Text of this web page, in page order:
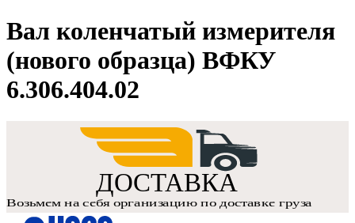
Вал коленчатый измерителя
(нового образца) ВФКУ
6.306.404.02